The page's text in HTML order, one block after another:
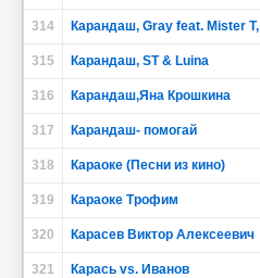
314 Карандаш, Gray feat. Mister T,
315 Карандаш, ST & Luina
316 Карандаш,Яна Крошкина
317 Карандаш- помогай
318 Караоке (Песни из кино)
319 Караоке Трофим
320 Карасев Виктор Алексеевич
321 Карась vs. Иванов